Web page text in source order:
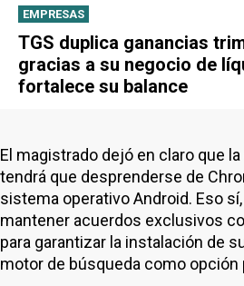
EMPRESAS
TGS duplica ganancias
gracias a su negocio de
fortalece su balance
El magistrado dejó en claro que
tendrá que desprenderse de
sistema operativo Android. Eso
mantener acuerdos exclusivos
para garantizar la instalación de
motor de búsqueda como opción